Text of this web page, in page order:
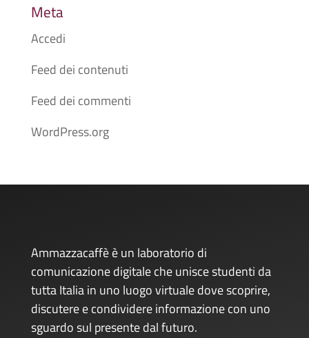
Meta
Accedi
Feed dei contenuti
Feed dei commenti
WordPress.org
Ammazzacaffè è un laboratorio di
comunicazione digitale che unisce studenti da
tutta Italia in uno luogo virtuale dove scoprire,
discutere e condividere informazione con uno
sguardo sul presente dal futuro.